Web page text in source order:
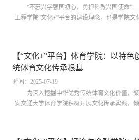
“不忘兴学强国初心，勇担科教兴国使命
工程学院“文化+”平台的建设理念，也是学院文
丰硕成果。立根铸魂：打造精神传承的实体空
的“精神地标”。在电气学科扎根西部的起点——
托“文化+”平台项目，精心规划建...
【“文化+”平台】体育学院：以特
统体育文化传承根基
时间：2025-07-19
为深入挖掘中华优秀传统体育文化价值，
安交通大学体育学院积极开展文化传承实践，